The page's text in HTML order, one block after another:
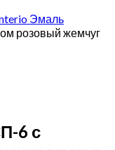
Эмаль
розовый жемчуг
6 с